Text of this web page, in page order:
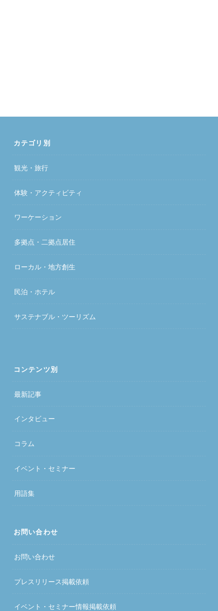
カテゴリ別
観光・旅行
体験・アクティビティ
ワーケーション
多拠点・二拠点居住
ローカル・地方創生
民泊・ホテル
サステナブル・ツーリズム
コンテンツ別
最新記事
インタビュー
コラム
イベント・セミナー
用語集
お問い合わせ
お問い合わせ
プレスリリース掲載依頼
イベント・セミナー情報掲載依頼